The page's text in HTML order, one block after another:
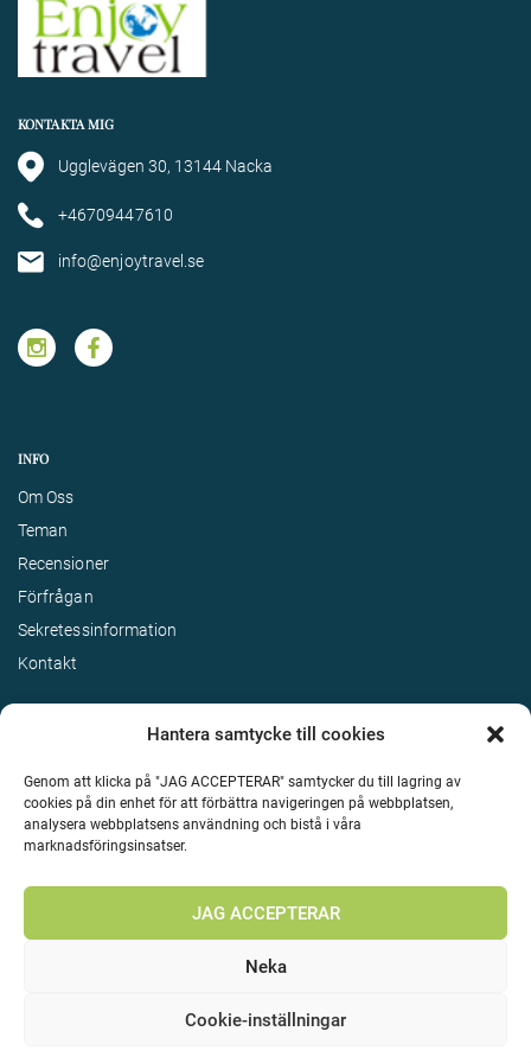
Hantera samtycke till cookies
Genom att klicka på "JAG ACCEPTERAR" samtycker du till lagring av
cookies på din enhet för att förbättra navigeringen på webbplatsen,
analysera webbplatsens användning och bistå i våra
marknadsföringsinsatser.
JAG ACCEPTERAR
Neka
Cookie-inställningar
KONTAKTA MIG
Ugglevägen 30, 13144 Nacka
+46709447610
info@enjoytravel.se
INFO
Om Oss
Teman
Recensioner
Förfrågan
Sekretessinformation
Kontakt
Upphovsrätt 2026 Enjoy Travel Alla rättigheter reserverade